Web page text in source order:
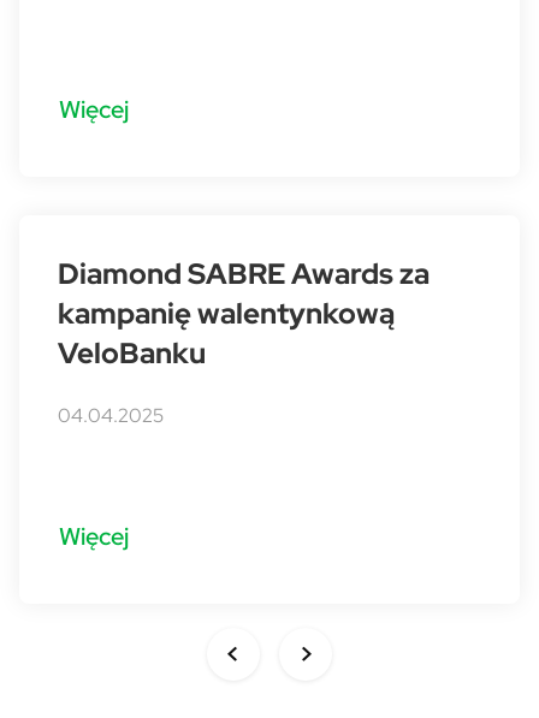
Więcej
Diamond SABRE Awards za
kampanię walentynkową
VeloBanku
04.04.2025
Więcej